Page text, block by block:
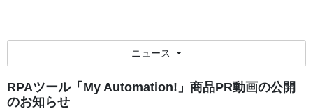
RPAツール「My Automation!」商品PR動画の公開
のお知らせ
ニュース